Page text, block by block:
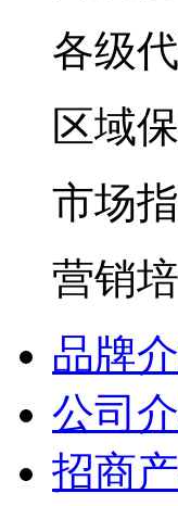
各级
区域
市场
营销
品牌
公司
招商